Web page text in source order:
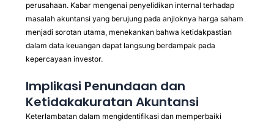
perusahaan. Kabar mengenai penyelidikan internal terhadap
masalah akuntansi yang berujung pada anjloknya harga saham
menjadi sorotan utama, menekankan bahwa ketidakpastian
dalam data keuangan dapat langsung berdampak pada
kepercayaan investor.
Implikasi Penundaan dan
Ketidakakuratan Akuntansi
Keterlambatan dalam mengidentifikasi dan memperbaiki